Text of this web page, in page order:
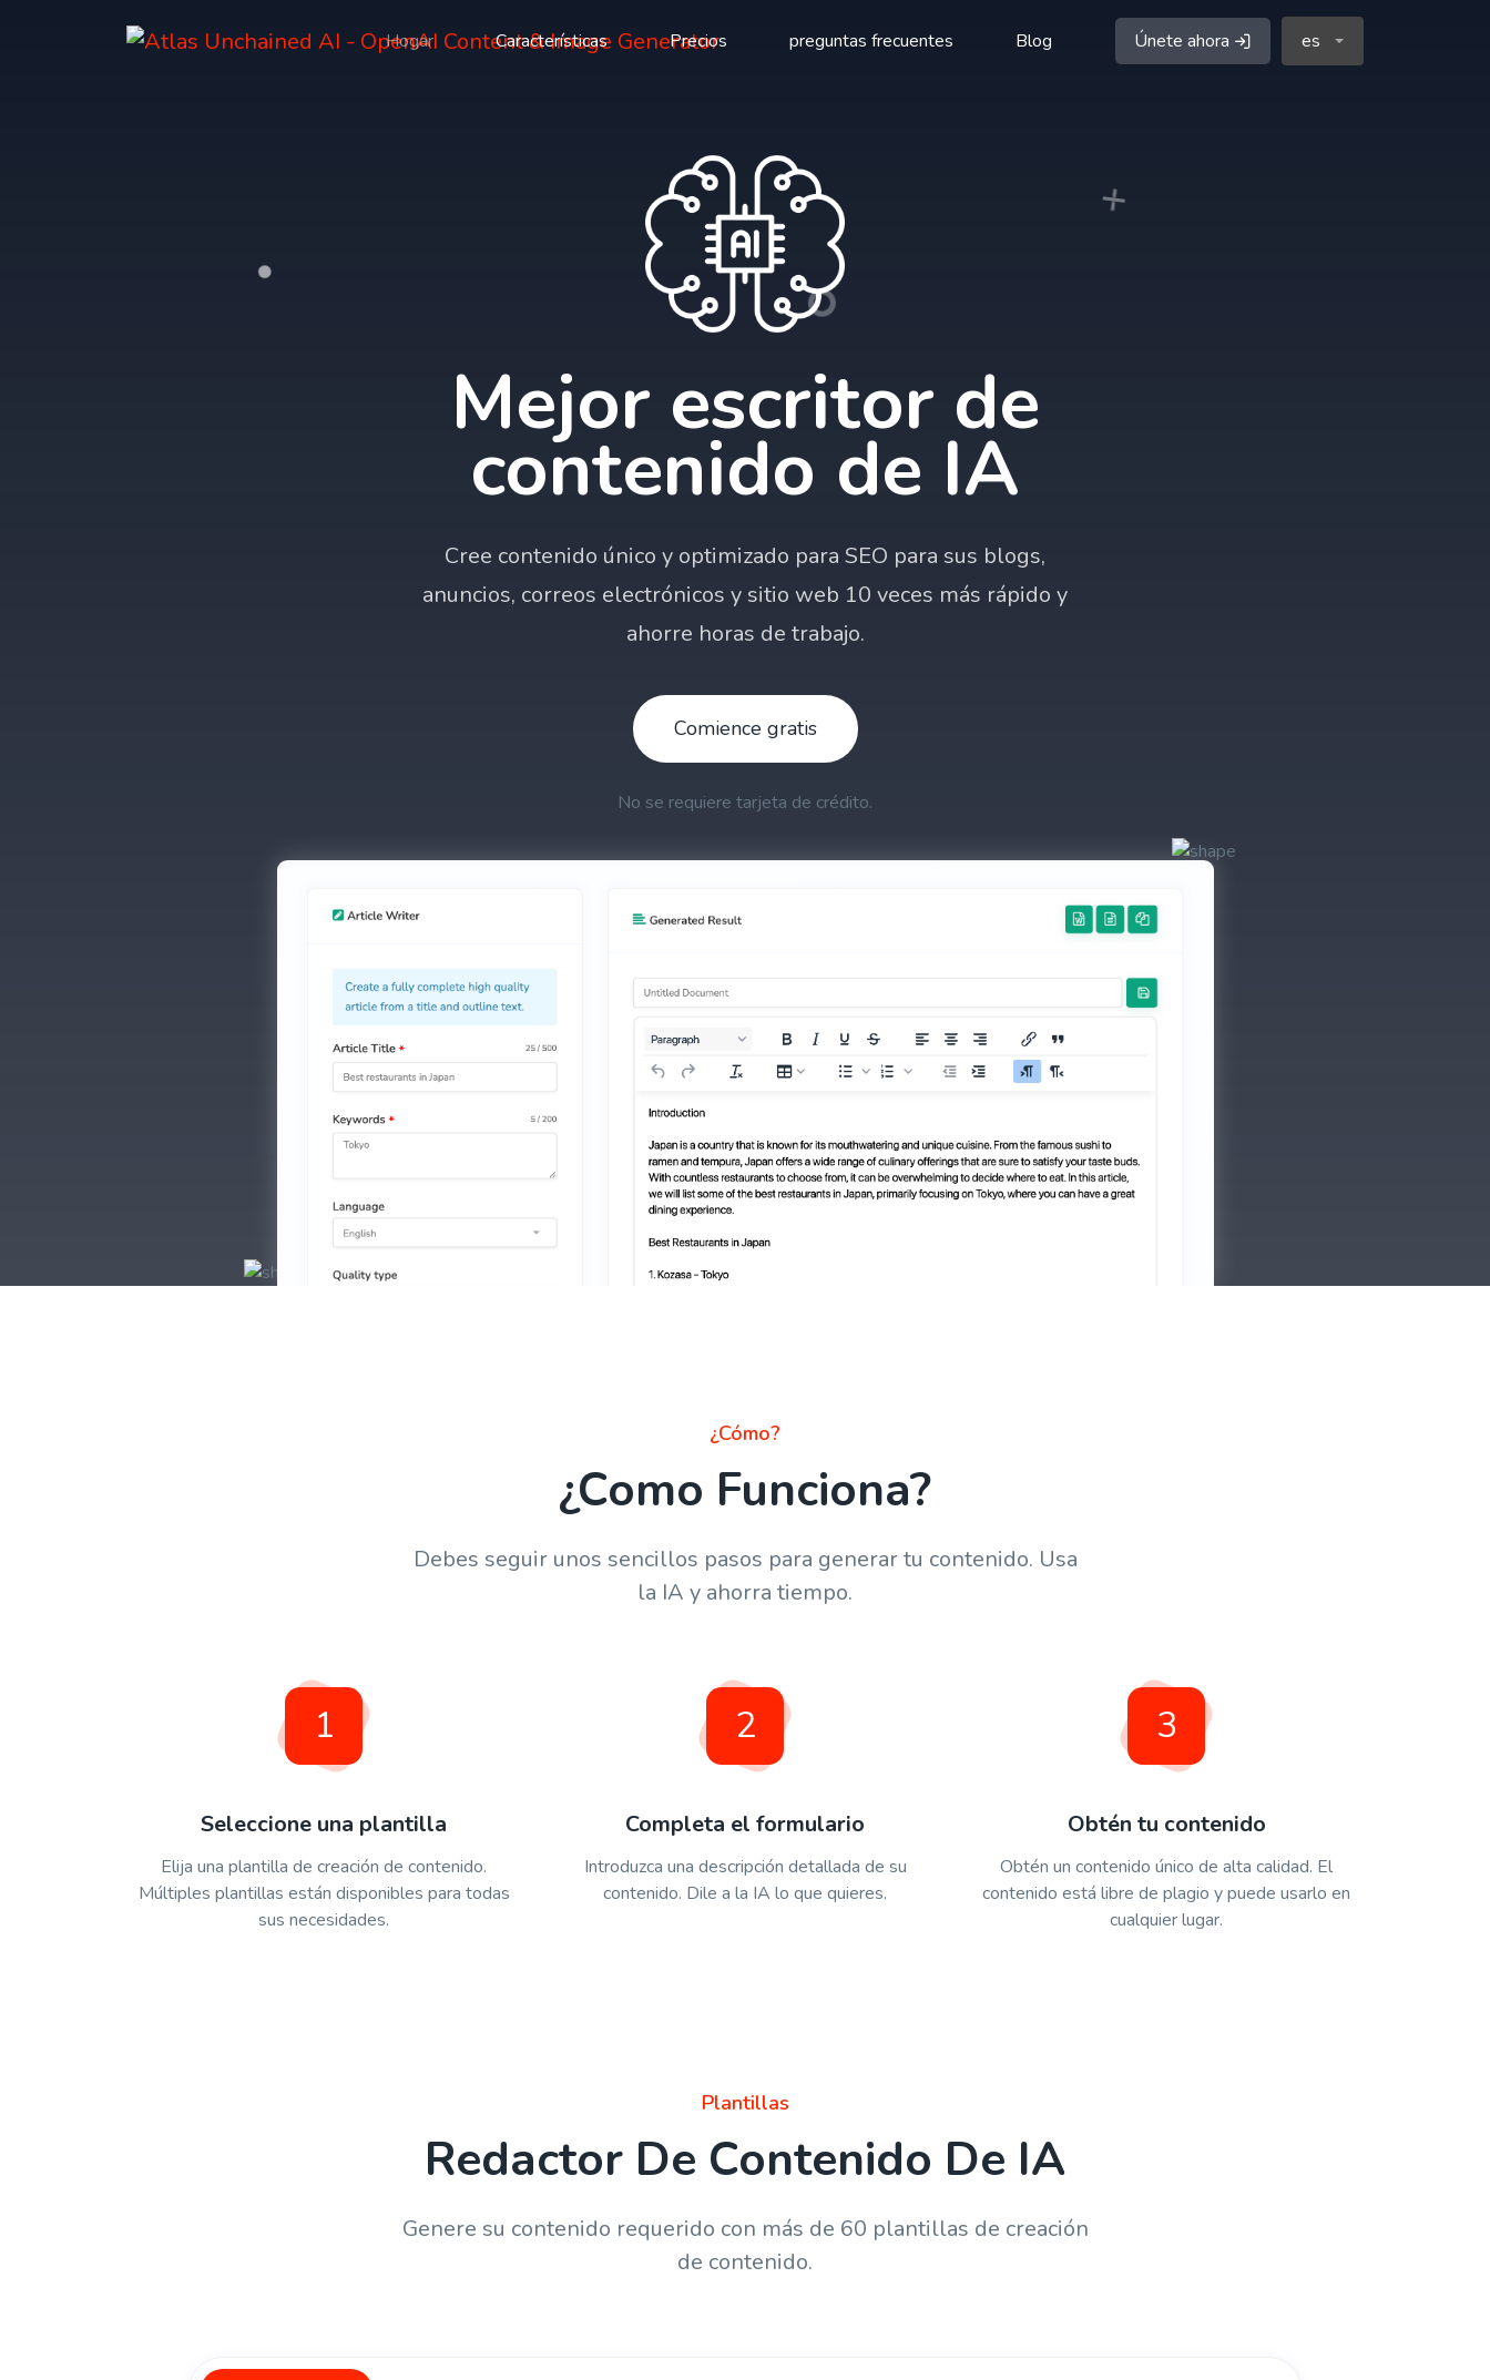
Hogar Características Precios preguntas frecuentes Blog Únete ahora es
Mejor escritor de
contenido de IA
Cree contenido único y optimizado para SEO para sus blogs,
anuncios, correos electrónicos y sitio web 10 veces más rápido y
ahorre horas de trabajo.
Comience gratis
No se requiere tarjeta de crédito.
¿Cómo?
¿Como Funciona?
Debes seguir unos sencillos pasos para generar tu contenido. Usa
la IA y ahorra tiempo.
1
Seleccione una plantilla
Elija una plantilla de creación de contenido.
Múltiples plantillas están disponibles para todas
sus necesidades.
2
Completa el formulario
Introduzca una descripción detallada de su
contenido. Dile a la IA lo que quieres.
3
Obtén tu contenido
Obtén un contenido único de alta calidad. El
contenido está libre de plagio y puede usarlo en
cualquier lugar.
Plantillas
Redactor De Contenido De IA
Genere su contenido requerido con más de 60 plantillas de creación
de contenido.